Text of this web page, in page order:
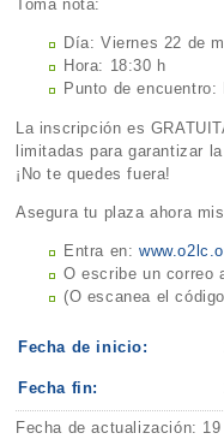
Toma nota:
Día: Viernes 22 de
Hora: 18:30 h
Punto de
La inscripción es
limitadas para garantizar
¡No te quedes fuera!
Asegura tu plaza ahora
Entra en:
O escribe un correo
(O escanea el
Fecha de inicio:
Fecha fin:
Fecha de actualización: